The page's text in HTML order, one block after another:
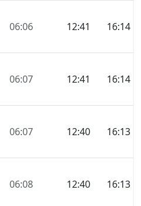
06:06 12:41 16:14
06:07 12:41 16:14
06:07 12:40 16:13
06:08 12:40 16:13